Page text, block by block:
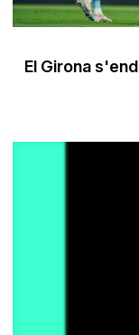
El Girona